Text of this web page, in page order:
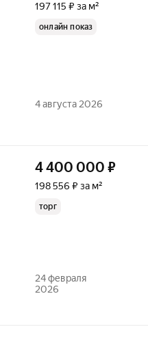
197 115 ₽ за м²
онлайн показ
4 августа 2026
4 400 000 ₽
198 556 ₽ за м²
торг
24 февраля
2026